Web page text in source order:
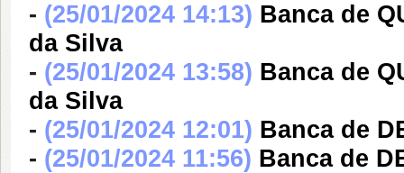
- (25/01/2024 14:13) Banca de
da Silva
- (25/01/2024 13:58) Banca de
da Silva
- (25/01/2024 12:01) Banca de
- (25/01/2024 11:56) Banca de